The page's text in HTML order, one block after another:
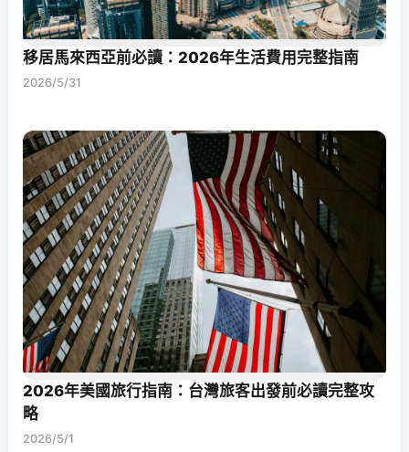
移居馬來西亞前必讀：2026年生活費用完整指南
2026/5/31
2026年美國旅行指南：台灣旅客出發前必讀完整攻
略
2026/5/1